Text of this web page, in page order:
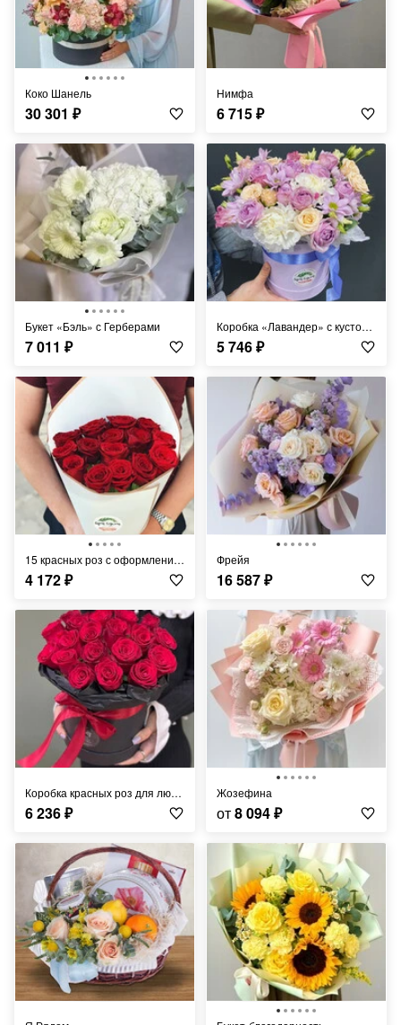
Коко Шанель
30 301 ₽
Нимфа
6 715₽
Букет «Бэль» с Герберами
7 011 ₽
Коробка «Лавандер» с кустовой розой
5 746₽
15 красных роз с оформлением
4 172₽
фрейя
16 587₽
Коробка красных роз для любимой
6 236₽
Жозефина
от8 094₽